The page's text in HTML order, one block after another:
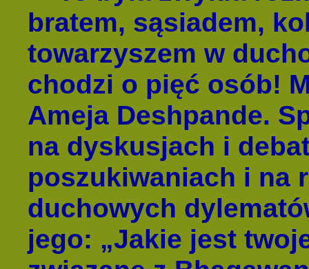
bratem, sąsiadem,
towarzyszem w
chodzi o pięć osób!
Ameja Deshpande.
na dyskusjach i
poszukiwaniach i na
duchowych
jego: „Jakie jest